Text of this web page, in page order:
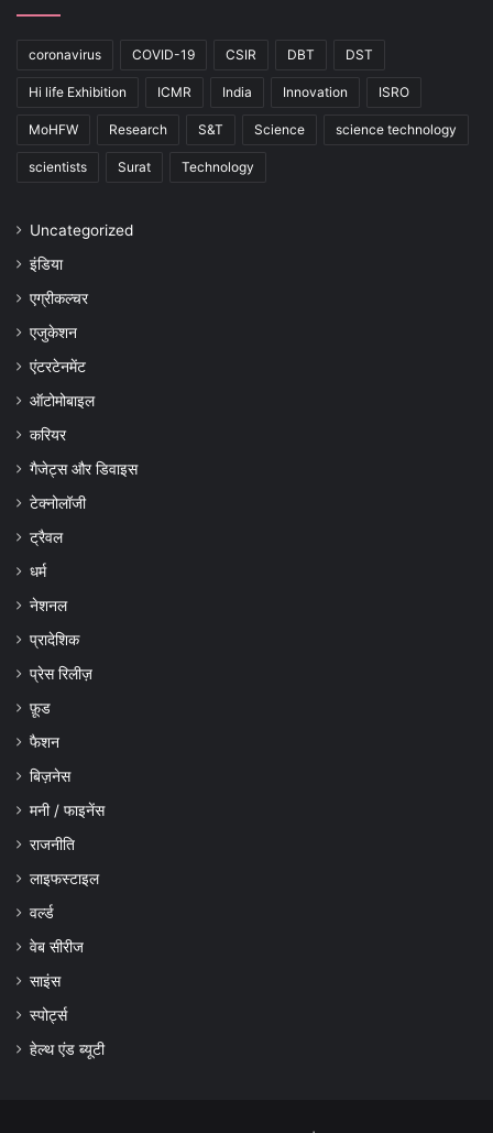
coronavirus COVID-19 CSIR DBT DST
Hi life Exhibition ICMR India Innovation ISRO
MoHFW Research S&T Science science technology
scientists Surat Technology
Uncategorized
इंडिया
एग्रीकल्चर
एजुकेशन
एंटरटेनमेंट
ऑटोमोबाइल
करियर
गैजेट्स और डिवाइस
टेक्नोलॉजी
ट्रैवल
धर्म
नेशनल
प्रादेशिक
प्रेस रिलीज़
फ़ूड
फैशन
बिज़नेस
मनी / फाइनेंस
राजनीति
लाइफस्टाइल
वर्ल्ड
वेब सीरीज
साइंस
स्पोर्ट्स
हेल्थ एंड ब्यूटी